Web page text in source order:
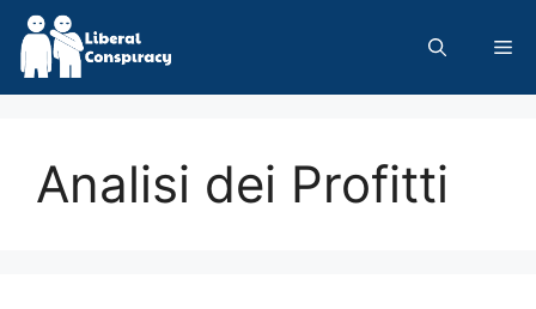
Skip
content
Analisi dei Profitti